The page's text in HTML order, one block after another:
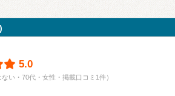
5.0
い・70代・女性・掲載口コミ1件）